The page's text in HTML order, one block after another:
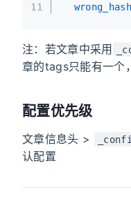
11
注：若文章中采用
章的tags只能有一个
配置优先级
文章信息头 >
认配置